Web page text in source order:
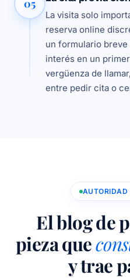
05
La visita solo
reserva online
un formulario
interés en un
vergüenza de
entre pedir cita o
AUTORIDAD
El blog de
pieza que
y trae